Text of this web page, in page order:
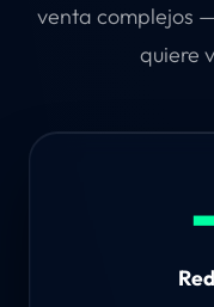
venta complejos
quiere